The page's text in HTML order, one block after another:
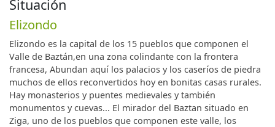
Situación
Elizondo
Elizondo es la capital de los 15 pueblos que componen el
Valle de Baztán,en una zona colindante con la frontera
francesa, Abundan aquí los palacios y los caseríos de piedra
muchos de ellos reconvertidos hoy en bonitas casas rurales.
Hay monasterios y puentes medievales y también
monumentos y cuevas... El mirador del Baztan situado en
Ziga, uno de los pueblos que componen este valle, los